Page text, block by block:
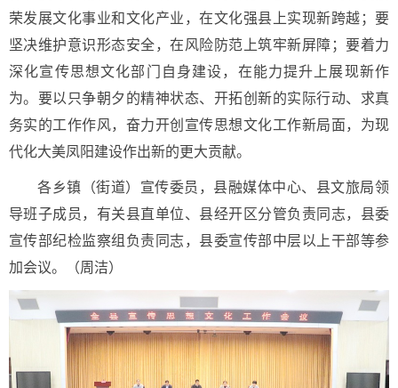
荣发展文化事业和文化产业，在文化强县上实现新跨越；要
坚决维护意识形态安全，在风险防范上筑牢新屏障；要着力
深化宣传思想文化部门自身建设，在能力提升上展现新作
为。要以只争朝夕的精神状态、开拓创新的实际行动、求真
务实的工作作风，奋力开创宣传思想文化工作新局面，为现
代化大美凤阳建设作出新的更大贡献。
各乡镇（街道）宣传委员，县融媒体中心、县文旅局领
导班子成员，有关县直单位、县经开区分管负责同志，县委
宣传部纪检监察组负责同志，县委宣传部中层以上干部等参
加会议。（周洁）